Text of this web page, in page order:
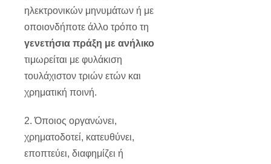
ηλεκτρονικών μηνυμάτων ή με
οποιονδήποτε άλλο τρόπο τη
γενετήσια πράξη με ανήλικο
τιμωρείται με φυλάκιση
τουλάχιστον τριών ετών και
χρηματική ποινή.
2. Όποιος οργανώνει,
χρηματοδοτεί, κατευθύνει,
εποπτεύει, διαφημίζει ή